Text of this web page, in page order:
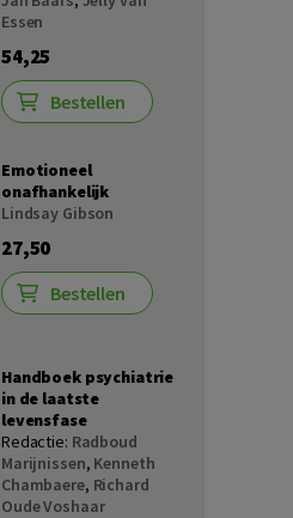
Essen
54,25
Bestellen
Emotioneel
onafhankelijk
Lindsay Gibson
27,50
Bestellen
Handboek psychiatrie
in de laatste
levensfase
Redactie: Radboud
Marijnissen, Kenneth
Chambaere, Richard
Oude Voshaar